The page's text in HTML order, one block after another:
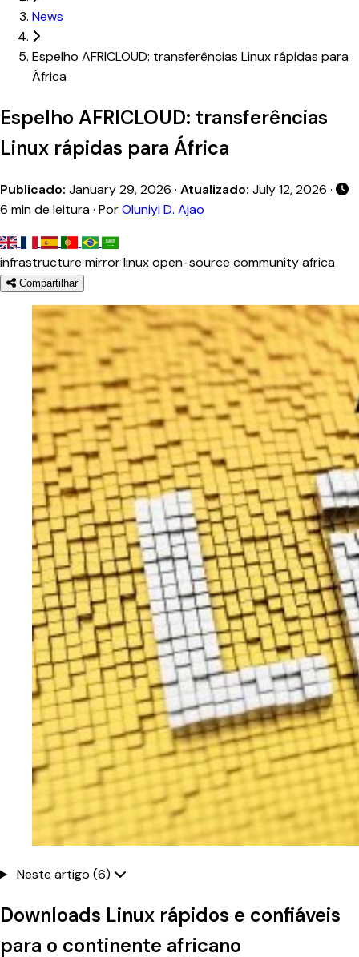
News
Espelho AFRICLOUD: transferências Linux rápidas para
África
Espelho AFRICLOUD: transferências
Linux rápidas para África
Publicado: January 29, 2026 · Atualizado: July 12, 2026 ·
6 min de leitura · PorOluniyi D. Ajao
infrastructure mirrorlinuxopen-source communityafrica
Compartilhar
Neste artigo (6)
Downloads Linux rápidos e confiáveis
para o continente africano